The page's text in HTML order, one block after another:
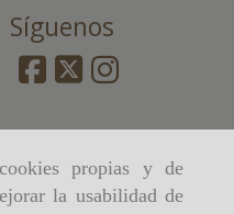
propias y de
la usabilidad de
Síguenos